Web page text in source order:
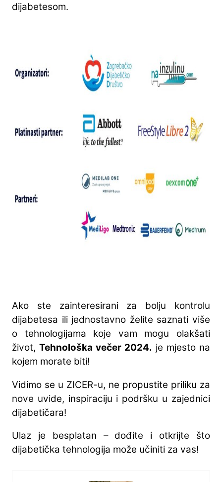
dijabetesom.
Ako ste zainteresirani za bolju kontrolu
dijabetesa ili jednostavno želite saznati više
o tehnologijama koje vam mogu olakšati
život, Tehnološka večer 2024. je mjesto na
kojem morate biti!
Vidimo se u ZICER-u, ne propustite priliku za
nove uvide, inspiraciju i podršku u zajednici
dijabetičara!
Ulaz je besplatan – dođite i otkrijte što
dijabetička tehnologija može učiniti za vas!